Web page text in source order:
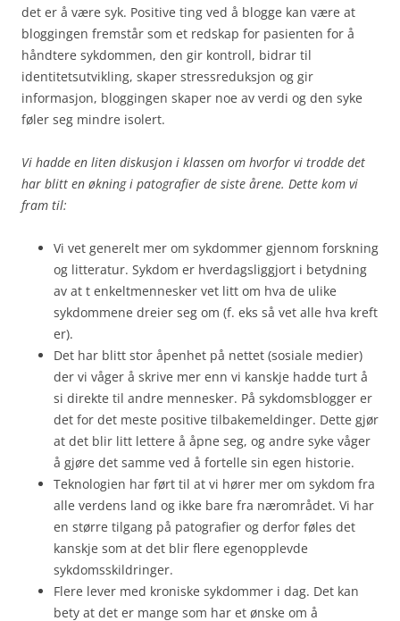
det er å være syk. Positive ting ved å blogge kan være at
bloggingen fremstår som et redskap for pasienten for å
håndtere sykdommen, den gir kontroll, bidrar til
identitetsutvikling, skaper stressreduksjon og gir
informasjon, bloggingen skaper noe av verdi og den syke
føler seg mindre isolert.
Vi hadde en liten diskusjon i klassen om hvorfor vi trodde det
har blitt en økning i patografier de siste årene. Dette kom vi
fram til:
Vi vet generelt mer om sykdommer gjennom forskning
og litteratur. Sykdom er hverdagsliggjort i betydning
av at t enkeltmennesker vet litt om hva de ulike
sykdommene dreier seg om (f. eks så vet alle hva kreft
er).
Det har blitt stor åpenhet på nettet (sosiale medier)
der vi våger å skrive mer enn vi kanskje hadde turt å
si direkte til andre mennesker. På sykdomsblogger er
det for det meste positive tilbakemeldinger. Dette gjør
at det blir litt lettere å åpne seg, og andre syke våger
å gjøre det samme ved å fortelle sin egen historie.
Teknologien har ført til at vi hører mer om sykdom fra
alle verdens land og ikke bare fra nærområdet. Vi har
en større tilgang på patografier og derfor føles det
kanskje som at det blir flere egenopplevde
sykdomsskildringer.
Flere lever med kroniske sykdommer i dag. Det kan
bety at det er mange som har et ønske om å